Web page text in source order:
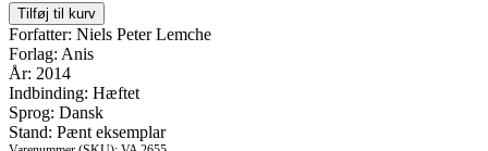
Det
Gamle
Testamente
mellem
teologi
og
historie
-
Tilføj til kurv
Forfatter: Niels Peter Lemche
Forlag: Anis
År: 2014
Indbinding: Hæftet
Sprog: Dansk
Stand: Pænt eksemplar